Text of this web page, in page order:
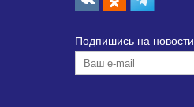
Подпишиcь на новости